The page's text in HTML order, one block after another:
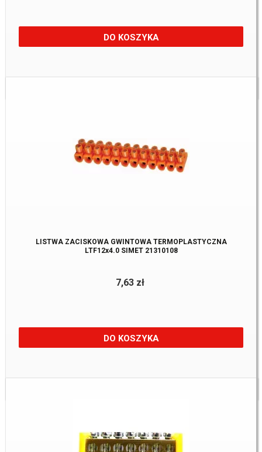
DO KOSZYKA
Dostępne:65 Szt.
LISTWA ZACISKOWA GWINTOWA TERMOPLASTYCZNA
LTF12x4.0 SIMET 21310108
7,63 zł
DO KOSZYKA
Dostępne:61 Szt.